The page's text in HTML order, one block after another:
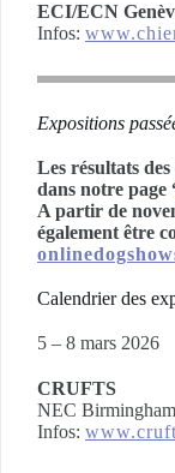
ECI/ECN
Infos:
Expositions
Les résultats
dans notre page
A partir de
également être
Calendrier des
5 – 8 mars 2026
CRUFTS
NEC Birmingham
Infos: